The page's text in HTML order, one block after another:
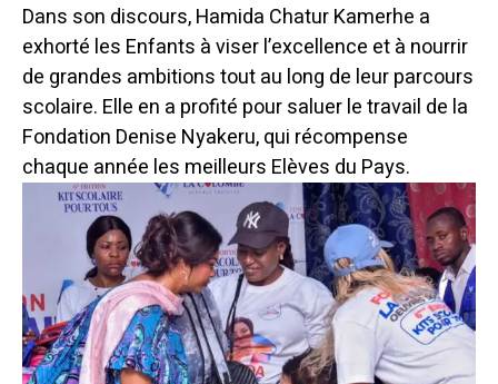
Dans son discours, Hamida Chatur Kamerhe a
exhorté les Enfants à viser l’excellence et à nourrir
de grandes ambitions tout au long de leur parcours
scolaire. Elle en a profité pour saluer le travail de la
Fondation Denise Nyakeru, qui récompense
chaque année les meilleurs Elèves du Pays.